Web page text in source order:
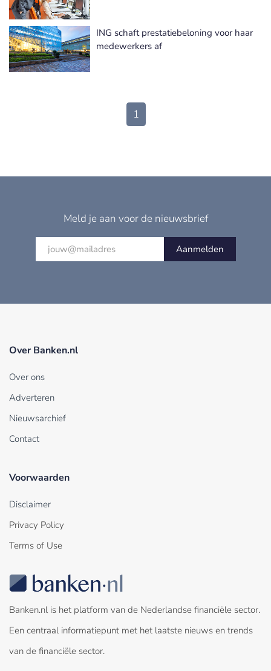
ING schaft prestatiebeloning voor haar
medewerkers af
1
Meld je aan voor de nieuwsbrief
Aanmelden
Over Banken.nl
Over ons
Adverteren
Nieuwsarchief
Contact
Voorwaarden
Disclaimer
Privacy Policy
Terms of Use
Banken.nl is het platform van de Nederlandse financiële sector.
Een centraal informatiepunt met het laatste nieuws en trends
van de financiële sector.